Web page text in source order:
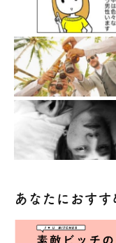
あなたにおすす